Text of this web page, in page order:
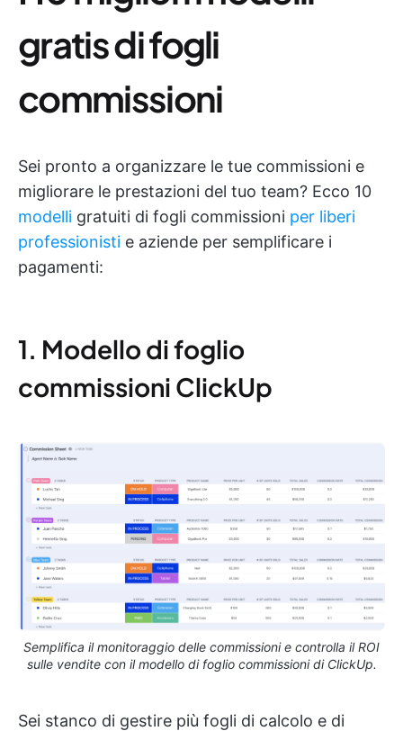
gratis di fogli
commissioni
Sei pronto a organizzare le tue commissioni e
migliorare le prestazioni del tuo team? Ecco 10
modelli gratuiti di fogli commissioni per liberi
professionisti e aziende per semplificare i
pagamenti:
1. Modello di foglio
commissioni ClickUp
Semplifica il monitoraggio delle commissioni e controlla il ROI
sulle vendite con il modello di foglio commissioni di ClickUp.
Sei stanco di gestire più fogli di calcolo e di